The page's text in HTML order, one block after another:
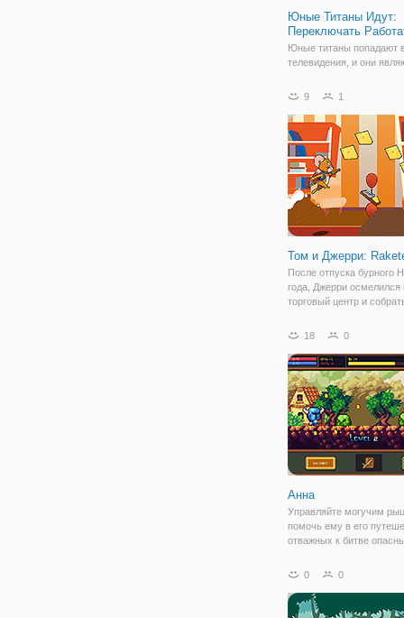
Юные Титаны Идут:
Переключать
Юные титаны попадают
телевидения, и они
контролируют. Тем не
монеты в сложном
раз, когда вы
меню "Пуск",
9 1
Том и Джерри:
После отпуска бурного
года, Джерри осмелился
торговый центр и
вкусностей, он
решил использовать его
качестве
18 0
Анна
Управляйте могучим
помочь ему в его
отважных к битве
приключенческая игра.
0 0